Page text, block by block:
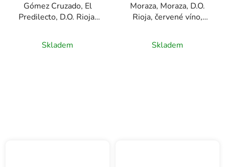
Gómez Cruzado, El
Predilecto, D.O. Rioja,
Skladem
Moraza, Moraza, D.O.
Rioja, červené víno,
Skladem